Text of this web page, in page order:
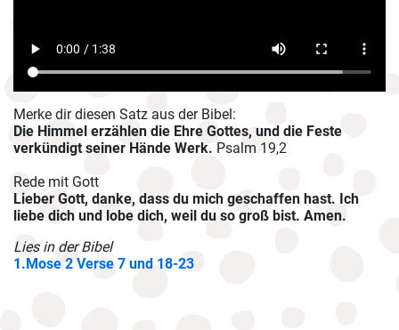
Merke dir diesen Satz aus der Bibel:
Die Himmel erzählen die Ehre Gottes, und die Feste
verkündigt seiner Hände Werk. Psalm 19,2
Rede mit Gott
Lieber Gott, danke, dass du mich geschaffen hast. Ich
liebe dich und lobe dich, weil du so groß bist. Amen.
Lies in der Bibel
1.Mose 2 Verse 7 und 18-23